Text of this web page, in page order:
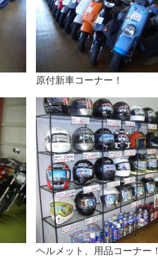
原付新車コーナー！
ヘルメット、用品コーナー！